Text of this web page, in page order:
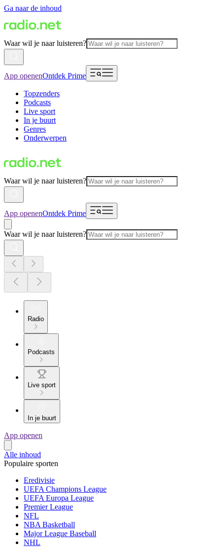
Ga naar de inhoud
Waar wil je naar luisteren?
App openenOntdek Prime
Topzenders
Podcasts
Live sport
In je buurt
Genres
Onderwerpen
Waar wil je naar luisteren?
App openenOntdek Prime
Waar wil je naar luisteren?
Radio
Podcasts
Live sport
In je buurt
App openen
Alle inhoud
Populaire sporten
Eredivisie
UEFA Champions League
UEFA Europa League
Premier League
NFL
NBA Basketball
Major League Baseball
NHL